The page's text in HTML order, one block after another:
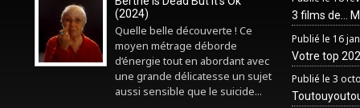
(2024)
Quelle belle découverte ! Ce
moyen métrage déborde
d’énergie tout en abordant avec
une grande délicatesse un sujet
aussi sensible que le suicide...
3 films de...
Publié le 16
Votre top
Publié le 3